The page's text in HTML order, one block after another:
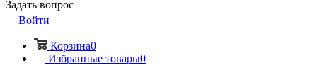
Задать вопрос
Войти
Корзина0
Избранные товары0